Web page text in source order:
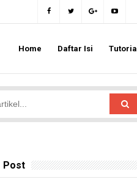
Home Daftar Isi Tutorial
Post